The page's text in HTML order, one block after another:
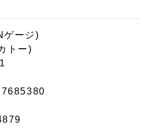
ゲージ)
トー)